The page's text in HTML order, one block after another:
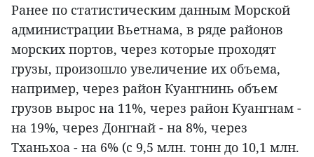
Ранее по статистическим данным Морской
администрации Вьетнама, в ряде районов
морских портов, через которые проходят
грузы, произошло увеличение их объема,
например, через район Куангнинь объем
грузов вырос на 11%, через район Куангнам -
на 19%, через Донгнай - на 8%, через
Тханьхоа - на 6% (с 9,5 млн. тонн до 10,1 млн.